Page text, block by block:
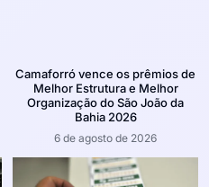
Camaforró vence os prêmios de
Melhor Estrutura e Melhor
Organização do São João da
Bahia 2026
6 de agosto de 2026